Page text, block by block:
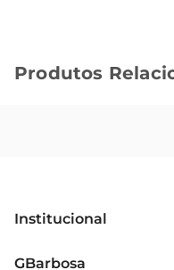
pode ser preparado
seu gosto.
A Costela Suína
Produtos
Institucional
GBarbosa